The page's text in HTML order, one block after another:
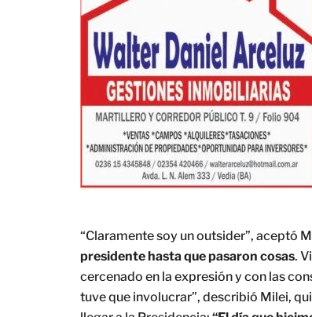
“Claramente soy un outsider”, aceptó
presidente hasta que pasaron cosas.
cercenado en la expresión y con las
tuve que involucrar”, describió Milei,